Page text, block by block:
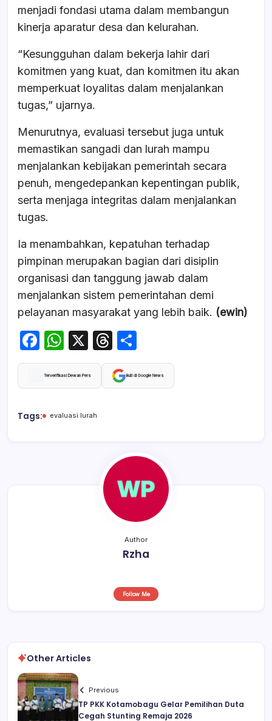
menjadi fondasi utama dalam membangun
kinerja aparatur desa dan kelurahan.
“Kesungguhan dalam bekerja lahir dari
komitmen yang kuat, dan komitmen itu akan
memperkuat loyalitas dalam menjalankan
tugas,” ujarnya.
Menurutnya, evaluasi tersebut juga untuk
memastikan sangadi dan lurah mampu
menjalankan kebijakan pemerintah secara
penuh, mengedepankan kepentingan publik,
serta menjaga integritas dalam menjalankan
tugas.
Ia menambahkan, kepatuhan terhadap
pimpinan merupakan bagian dari disiplin
organisasi dan tanggung jawab dalam
menjalankan sistem pemerintahan demi
pelayanan masyarakat yang lebih baik. (ewin)
F
a
c
b
W
h
at
A
X
T
hr
e
h
ar
Terverifikasi Dewan Pers Ikuti di Google News
Tags: evaluasi lurah
Author
Rzha
Follow Me
Other Articles
Previous
TP PKK Kotamobagu Gelar Pemilihan Duta
Cegah Stunting Remaja 2026